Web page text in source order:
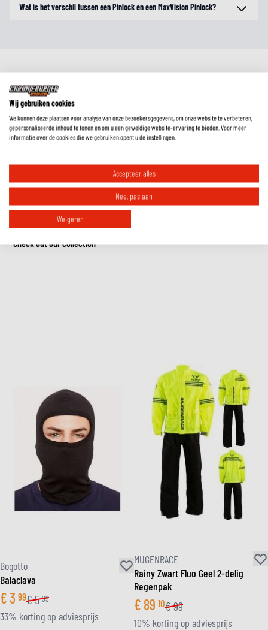
Wat is het verschil tussen een Pinlock en een MaxVision Pinlock?
RIDE ESSENTIALS
Must-have accessories for comfort, safety
and visibility.
Check out our collection
Bogotto
Balaclava
€3 99€5 99
33% korting op adviesprijs
MUGENRACE
Rainy Zwart Fluo Geel 2-delig
Regenpak
€ 89 10€99
10% korting op adviesprijs
Wij gebruiken cookies
We kunnen deze plaatsen voor analyse van onze bezoekersgegevens, om onze website te verbeteren,
gepersonaliseerde inhoud te tonen en om u een geweldige website-ervaring te bieden. Voor meer
informatie over de cookies die we gebruiken opent u de instellingen.
Accepteer alles
Nee, pas aan
Weigeren